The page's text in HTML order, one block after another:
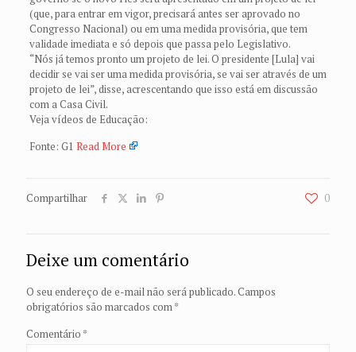
(que, para entrar em vigor, precisará antes ser aprovado no
Congresso Nacional) ou em uma medida provisória, que tem
validade imediata e só depois que passa pelo Legislativo.
“Nós já temos pronto um projeto de lei. O presidente [Lula] vai
decidir se vai ser uma medida provisória, se vai ser através de um
projeto de lei”, disse, acrescentando que isso está em discussão
com a Casa Civil.
Veja vídeos de Educação:
Fonte: G1 Read More
Compartilhar 0
Deixe um comentário
O seu endereço de e-mail não será publicado.Campos
obrigatórios são marcados com*
Comentário *